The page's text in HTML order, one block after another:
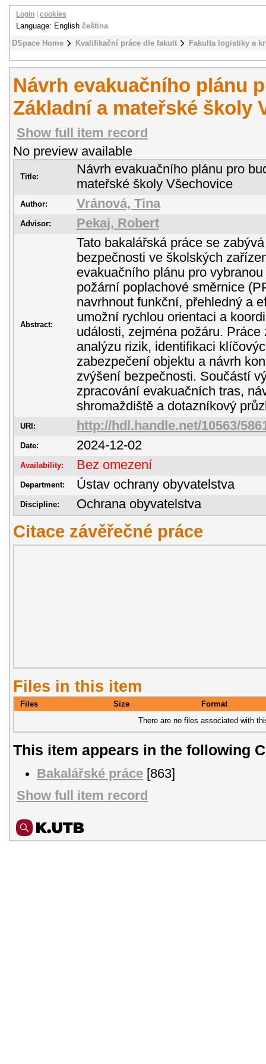
DSpace Home Kvalifikační práce dle fakult Fakulta logistiky a
Login cookies
Language: English čeština
Návrh evakuačního plánu
Základní a mateřské školy
Show full item record
No preview available
Title:
Návrh evakuačního plánu pro
mateřské školy Všechovice
Author: Vránová, Tina
Advisor: Pekaj, Robert
Abstract:
Tato bakalářská práce se
bezpečnosti ve školských
evakuačního plánu pro
požární poplachové směrnice
navrhnout funkční, přehledný a
umožní rychlou orientaci a
události, zejména požáru. Práce
analýzu rizik, identifikaci
zabezpečení objektu a návrh
zvýšení bezpečnosti. Součástí
zpracování evakuačních tras,
shromaždiště a dotazníkový
URI: http://hdl.handle.net/10563/
Date: 2024-12-02
Availability: Bez omezení
Department: Ústav ochrany obyvatelstva
Discipline: Ochrana obyvatelstva
Citace závěřečné práce
Files in this item
Files Size
Format
There are no files associated with
This item appears in the following
Bakalářské práce [863]
Show full item record